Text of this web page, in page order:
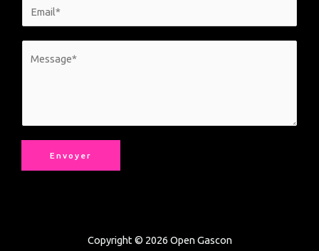
Envoyer
Copyright © 2026 Open Gascon